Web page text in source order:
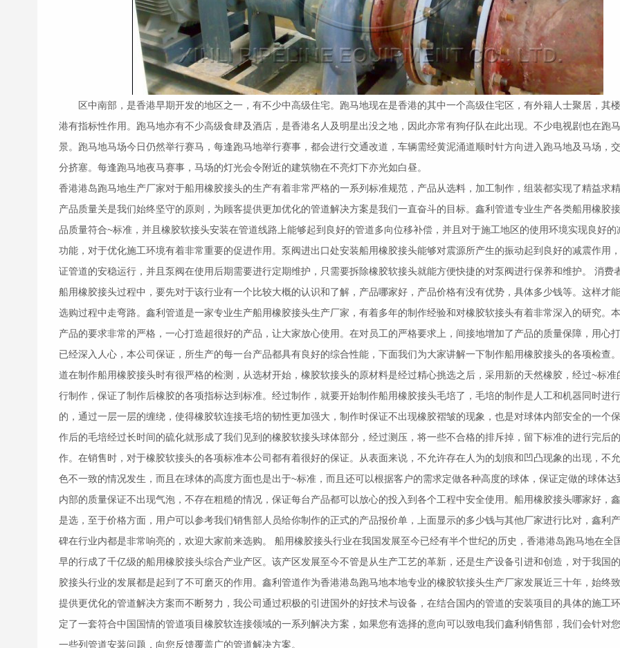
区中南部，是香港早期开发的地区之一，有不少中高级住宅。跑马地现在是香港的其中一个高级住宅区，有外籍人士聚居，其
港有指标性作用。跑马地亦有不少高级食肆及酒店，是香港名人及明星出没之地，因此亦常有狗仔队在此出现。不少电视剧也在跑
景。跑马地马场今日仍然举行赛马，每逢跑马地举行赛事，都会进行交通改道，车辆需经黄泥涌道顺时针方向进入跑马地及马场，
分挤塞。每逢跑马地夜马赛事，马场的灯光会令附近的建筑物在不亮灯下亦光如白昼。
香港港岛跑马地生产厂家对于船用橡胶接头的生产有着非常严格的一系列标准规范，产品从选料，加工制作，组装都实现了精益求
产品质量关是我们始终坚守的原则，为顾客提供更加优化的管道解决方案是我们一直奋斗的目标。鑫利管道专业生产各类船用橡胶
品质量符合~标准，并且 橡胶软接头安装在管道线路上能够起到良好的管道多向位移补偿，并且对于施工地区的使用环境实现良好的
功能，对于优化施工环境有着非常重要的促进作用。泵阀进出口处安装船用橡胶接头能够对震源所产生的振动起到良好的减震作用
证管道的安稳运行，并且泵阀在使用后期需要进行定期维护，只需要拆除橡胶软接头就能方便快捷的对泵阀进行保养和维护。 消费
船用橡胶接头过程中，要先对于该行业有一个比较大概的认识和了解，产品哪家好，产品价格有没有优势，具体多少钱等。这样才
选购过程中走弯路。鑫利管道是一家专业生产船用橡胶接头生产厂家，有着多年的制作经验和对橡胶软接头有着非常深入的研究。
产品的要求非常的严格，一心打造超很好的产品，让大家放心使用。在对员工的严格要求上，间接地增加了产品的质量保障，用心
已经深入人心，本公司保证，所生产的每一台产品都具有良好的综合性能，下面我们为大家讲解一下制作船用橡胶接头的各项检查
道在制作船用橡胶接头时有很严格的检测，从选材开始， 橡胶软接头的原材料是经过精心挑选之后，采用新的天然橡胶，经过~标准
行制作，保证了制作后橡胶的各项指标达到标准。经过制作，就要开始制作船用橡胶接头毛培了，毛培的制作是人工和机器同时进
的，通过一层一层的缠绕，使得橡胶软连接毛培的韧性更加强大，制作时保证不出现橡胶褶皱的现象，也是对球体内部安全的一个
作后的毛培经过长时间的硫化就形成了我们见到的橡胶软接头球体部分，经过测压，将一些不合格的排斥掉，留下标准的进行完后
作。在销售时，对于橡胶软接头的各项标准本公司都有着很好的保证。从表面来说，不允许存在人为的划痕和凹凸现象的出现，不
色不一致的情况发生，而且在球体的高度方面也是出于~标准，而且还可以根据客户的需求定做各种高度的球体，保证定做的球体达
内部的质量保证不出现气泡，不存在粗糙的情况，保证每台产品都可以放心的投入到各个工程中安全使用。船用橡胶接头哪家好，
是选，至于价格方面，用户可以参考我们销售部人员给你制作的正式的产品报价单，上面显示的多少钱与其他厂家进行比对，鑫利
碑在行业内都是非常响亮的，欢迎大家前来选购。 船用橡胶接头行业在我国发展至今已经有半个世纪的历史，香港港岛跑马地在全
早的行成了千亿级的船用橡胶接头综合产业产区。该产区发展至今不管是从生产工艺的革新，还是生产设备引进和创造，对于我国
胶接头行业的发展都是起到了不可磨灭的作用。鑫利管道作为香港港岛跑马地本地专业的橡胶软接头生产厂家发展近三十年，始终
提供更优化的管道解决方案而不断努力，我公司通过积极的引进国外的好技术与设备，在结合国内的管道的安装项目的具体的施工
定了一套符合中国国情的管道项目橡胶软连接领域的一系列解决方案，如果您有选择的意向可以致电我们鑫利销售部，我们会针对
一些列管道安装问题，向您反馈覆盖广的管道解决方案。